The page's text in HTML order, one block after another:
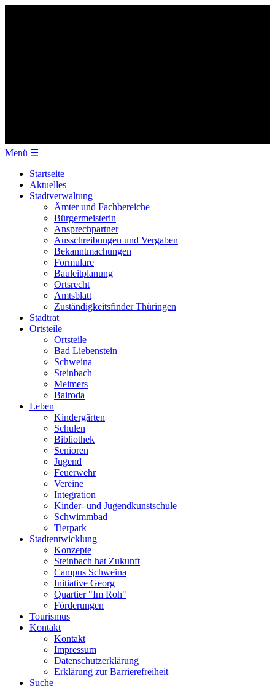
Menü ☰
Startseite
Aktuelles
Stadtverwaltung
Ämter und Fachbereiche
Bürgermeisterin
Ansprechpartner
Ausschreibungen und Vergaben
Bekanntmachungen
Formulare
Bauleitplanung
Ortsrecht
Amtsblatt
Zuständigkeitsfinder Thüringen
Stadtrat
Ortsteile
Ortsteile
Bad Liebenstein
Schweina
Steinbach
Meimers
Bairoda
Leben
Kindergärten
Schulen
Bibliothek
Senioren
Jugend
Feuerwehr
Vereine
Integration
Kinder- und Jugendkunstschule
Schwimmbad
Tierpark
Stadtentwicklung
Konzepte
Steinbach hat Zukunft
Campus Schweina
Initiative Georg
Quartier "Im Roh"
Förderungen
Tourismus
Kontakt
Kontakt
Impressum
Datenschutzerklärung
Erklärung zur Barrierefreiheit
Suche